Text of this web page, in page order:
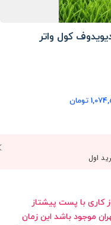
کول واتر
حداکثر زمان ارسال 5 روز کاری با پست پیشتاز
موجود باشد این زمان